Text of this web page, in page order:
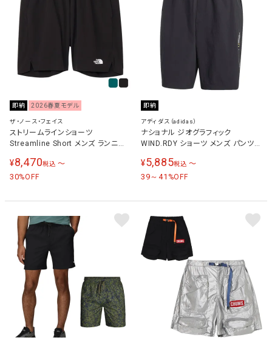
即納 2026春夏モデル
ザ・ノース・フェイス
ストリームラインショーツ
Streamline Short メンズ ランニン
¥8,470税込 〜
30%OFF
即納
アディダス（adidas）
ナショナル ジオグラフィック
WIND.RDY ショーツ メンズ パンツ
¥5,885税込 〜
39～41 %OFF